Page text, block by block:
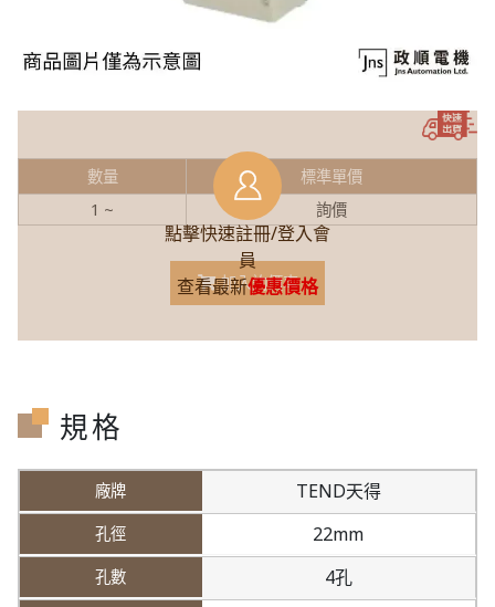
點擊快速註冊/登入會
員
查看最新優惠價格
數量
標準單價
1 ~
詢價
加入詢價車
規格
TEND天得
22mm
4孔